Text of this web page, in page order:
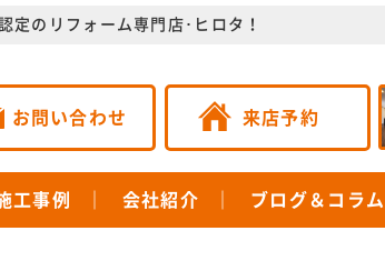
のリフォーム専門店･ヒロタ！
お問い合わせ 来店予約
工事例 会社紹介 ブログ＆コラム